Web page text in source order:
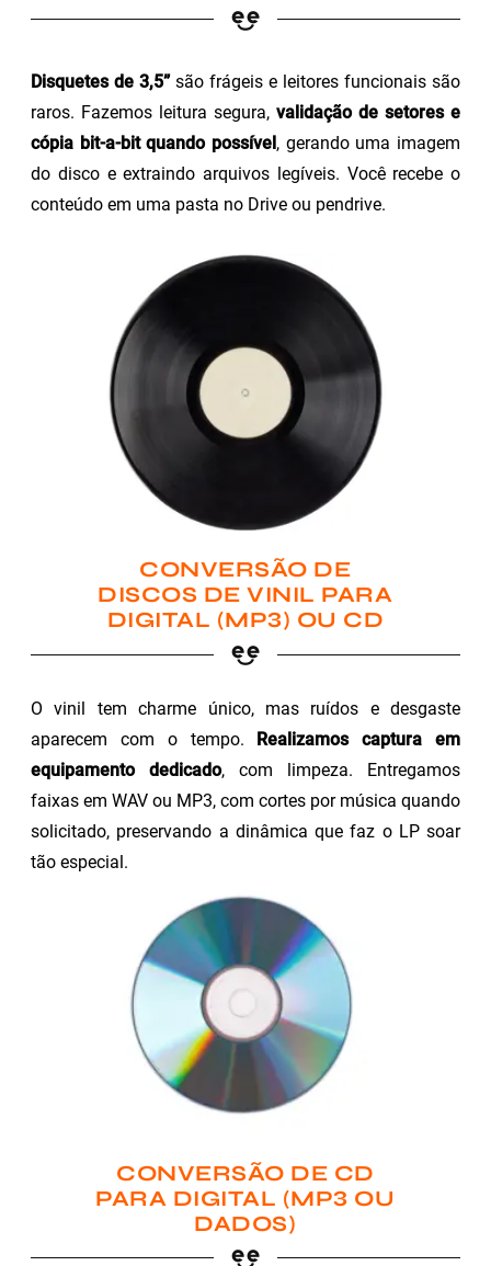
Disquetes de 3,5”são frágeis e leitores funcionais são
raros. Fazemos leitura segura, validação de setores e
cópia bit-a-bit quando possível, gerando uma imagem
do disco e extraindo arquivos legíveis. Você recebe o
conteúdo em uma pasta no Drive ou pendrive.
CONVERSÃO DE
DISCOS DE VINIL PARA
DIGITAL (MP3) OU CD
O vinil tem charme único, mas ruídos e desgaste
aparecem com o tempo.
Realizamos captura em
equipamento dedicado, com limpeza. Entregamos
faixas em WAV ou MP3, com cortes por música quando
solicitado, preservando a dinâmica que faz o LP soar
tão especial.
CONVERSÃO DE CD
PARA DIGITAL (MP3 OU
DADOS)